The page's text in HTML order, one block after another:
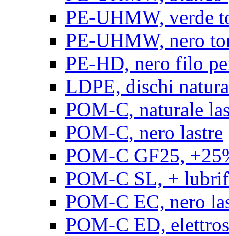
PE-UHMW, verde
PE-UHMW, nero
PE-HD, nero filo
LDPE, dischi
POM-C, naturale
POM-C, nero lastre
POM-C GF25,
POM-C SL, +
POM-C EC, nero
POM-C ED,